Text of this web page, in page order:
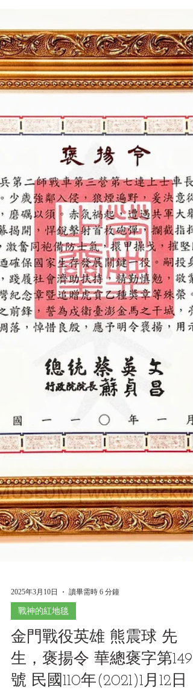
狀 府民兵字第1100002511號 民國110年
(2021)1月12日，熊鼎先生捐贈《Black Water
Museum Collections | 黑水博物館館藏》 金門
縣政府褒揚狀 府民兵字第1100002511號...